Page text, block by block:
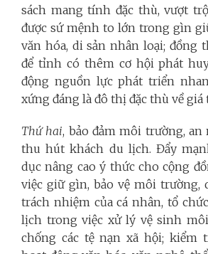
sách mang tính đặc thù, vượt
được sứ mệnh to lớn trong gìn
văn hóa, di sản nhân loại; đồng
để tỉnh có thêm cơ hội phát
động nguồn lực phát triển
xứng đáng là đô thị đặc thù về giá
Thứ hai, bảo đảm môi trường, an
thu hút khách du lịch. Đẩy
dục nâng cao ý thức cho cộng
việc giữ gìn, bảo vệ môi trường,
trách nhiệm của cá nhân, tổ
lịch trong việc xử lý vệ sinh
chống các tệ nạn xã hội; kiểm